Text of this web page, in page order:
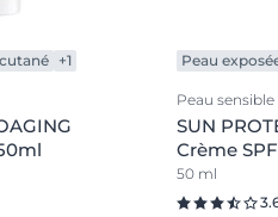
+1 Peau
Peau sensible
SUN
Crème
50 ml